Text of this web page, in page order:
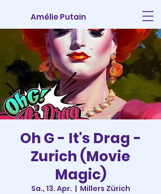
Amélie Putain
Oh G - It's Drag -
Zurich (Movie
Magic)
Sa., 13. Apr.
  |
Millers Zürich